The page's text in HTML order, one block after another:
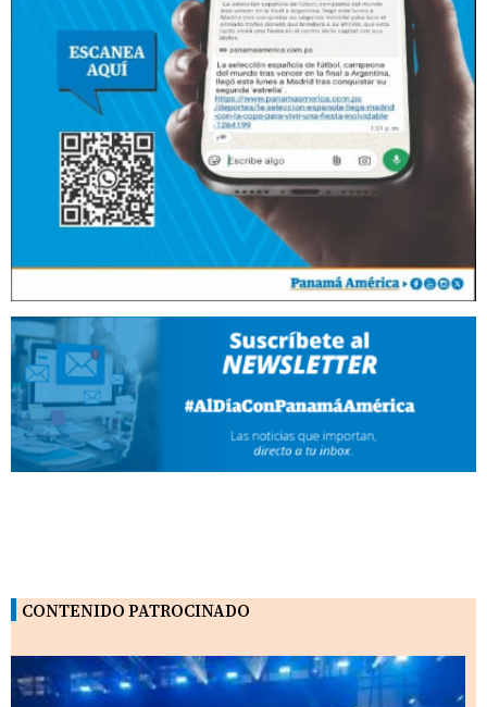
CONTENIDO PATROCINADO